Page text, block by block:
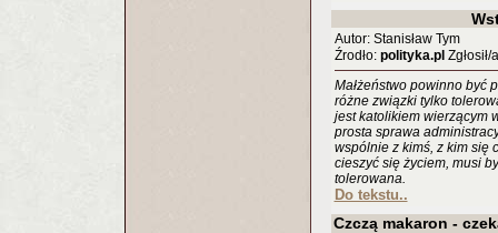
Autor: Stanisław Tym
Źrodło: polityka.pl Zgłosił/
Małżeństwo powinno być
różne związki tylko
jest katolikiem wierzącym
prosta sprawa
wspólnie z kimś, z kim się
cieszyć się życiem, musi
tolerowana.
Do tekstu..
Czczą makaron -